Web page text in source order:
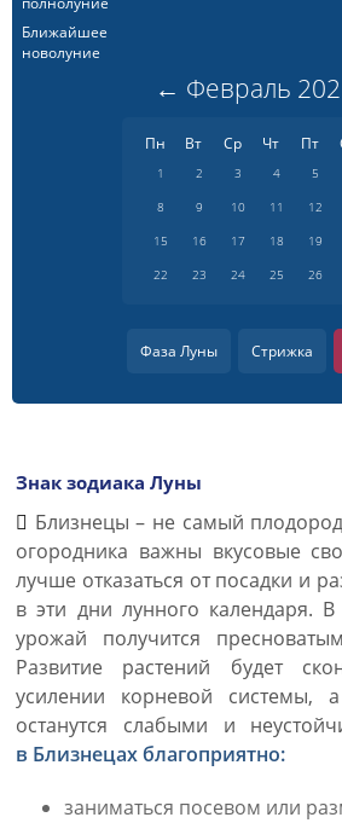
Ближайшее
новолуние
← Февраль
Пн Вт Ср Чт Пт
1 2 3 4 5
8
9 10 11 12
15
16 17 18 19
22
23 24 25 26
Фаза Луны Стрижка
Знак зодиака Луны
Близнецы – не самый
огородника важны вкусовые
лучше отказаться от посадки и
в эти дни лунного календаря.
урожай получится
Развитие растений будет
усилении корневой системы,
останутся слабыми и
в Близнецах благоприятно:
заниматься посевом или